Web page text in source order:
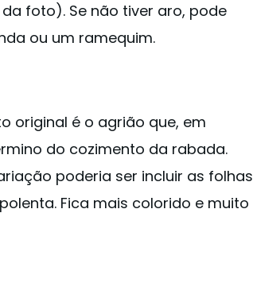
foto). Se não tiver aro, pode
ou um ramequim.
original é o agrião que, em
do cozimento da rabada.
poderia ser incluir as folhas
Fica mais colorido e muito